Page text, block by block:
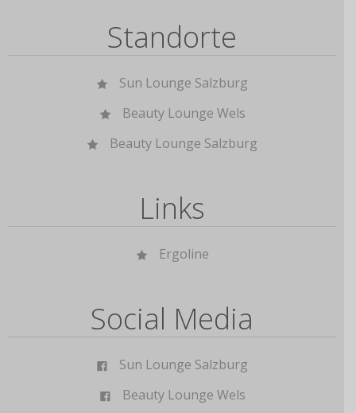
Standorte
Sun Lounge Salzburg
Beauty Lounge Wels
Beauty Lounge Salzburg
Links
Ergoline
Social Media
Sun Lounge Salzburg
Beauty Lounge Wels